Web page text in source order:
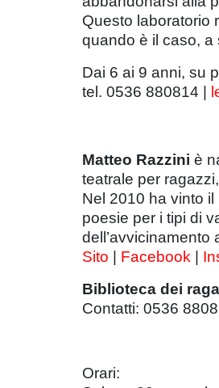
Questo laboratorio
quando è il caso, a
Dai 6 ai 9 anni, su
tel. 0536 880814 |
Matteo Razzini è
teatrale per
Nel 2010 ha vinto
poesie per i tipi di
dell’avvicinamento
Sito
Facebook
Biblioteca dei
Contatti: 0536
Orari: